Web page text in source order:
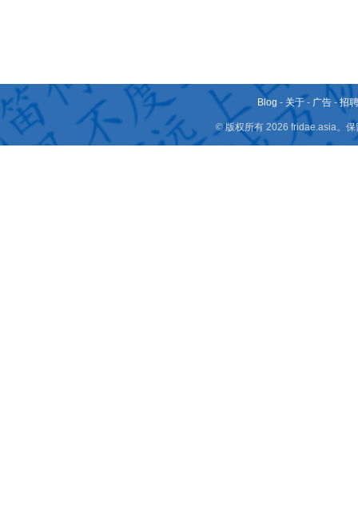
Blog - 关于 - 广告 -招
© 版权所有 2026 fridae.asia。